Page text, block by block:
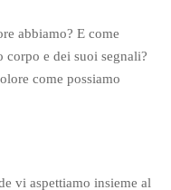
abbiamo? E come
corpo e dei suoi segnali?
come possiamo
vi aspettiamo insieme al